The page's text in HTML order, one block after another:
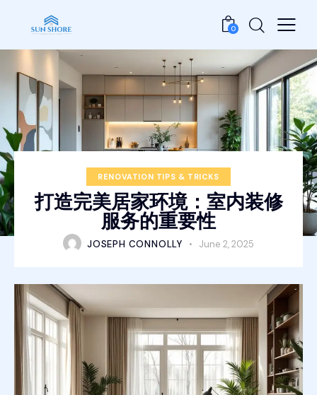
0
RENOVATION TIPS & TRICKS
打造完美居家环境：室内装修
服务的重要性
JOSEPH CONNOLLY June 2, 2025